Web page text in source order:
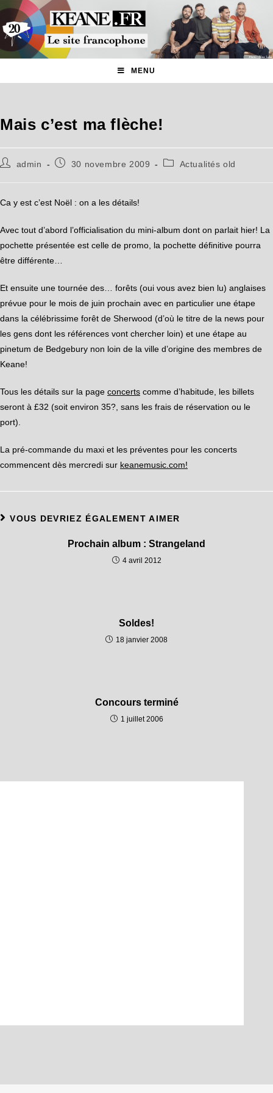
MENU
Mais c’est ma flèche!
admin 30 novembre 2009 Actualités old
Ca y est c’est Noël : on a les détails!
Avec tout d’abord l’officialisation du mini-album dont on parlait hier! La
pochette présentée est celle de promo, la pochette définitive pourra
être différente…
Et ensuite une tournée des… forêts (oui vous avez bien lu) anglaises
prévue pour le mois de juin prochain avec en particulier une étape
dans la célébrissime forêt de Sherwood (d’où le titre de la news pour
les gens dont les références vont chercher loin) et une étape au
pinetum de Bedgebury non loin de la ville d’origine des membres de
Keane!
Tous les détails sur la page concerts comme d’habitude, les billets
seront à £32 (soit environ 35?, sans les frais de réservation ou le
port).
La pré-commande du maxi et les préventes pour les concerts
commencent dès mercredi sur keanemusic.com!
VOUS DEVRIEZ ÉGALEMENT AIMER
Prochain album : Strangeland
4 avril 2012
Soldes!
18 janvier 2008
Concours terminé
1 juillet 2006